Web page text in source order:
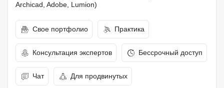
Archicad, Adobe, Lumion)
Свое портфолио Практика
Консультация экспертов Бессрочный доступ
Чат Для продвинутых